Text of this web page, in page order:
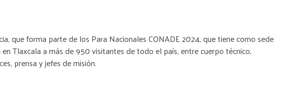
que forma parte de los Para Nacionales CONADE 2024, que tiene como sede
en Tlaxcala a más de 950 visitantes de todo el país, entre cuerpo técnico,
prensa y jefes de misión.